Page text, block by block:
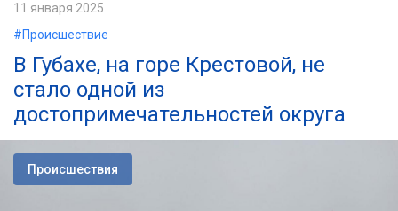
11 января 2025
#Происшествие
В Губахе, на горе Крестовой, не
стало одной из
достопримечательностей округа
Происшествия